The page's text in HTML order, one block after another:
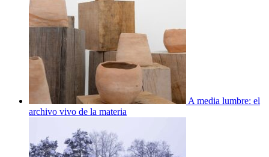
A media lumbre: el
archivo vivo de la materia